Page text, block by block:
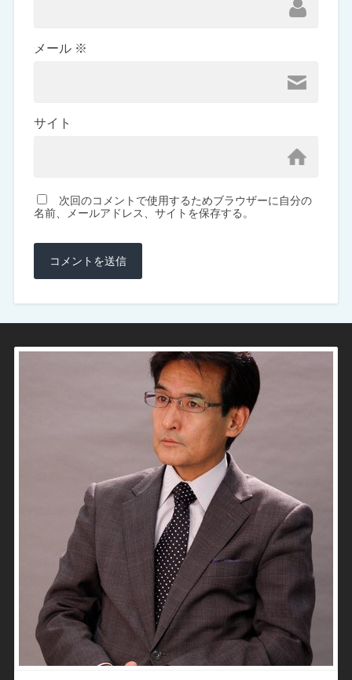
メール ※
サイト
次回のコメントで使用するためブラウザーに自分の
名前、メールアドレス、サイトを保存する。